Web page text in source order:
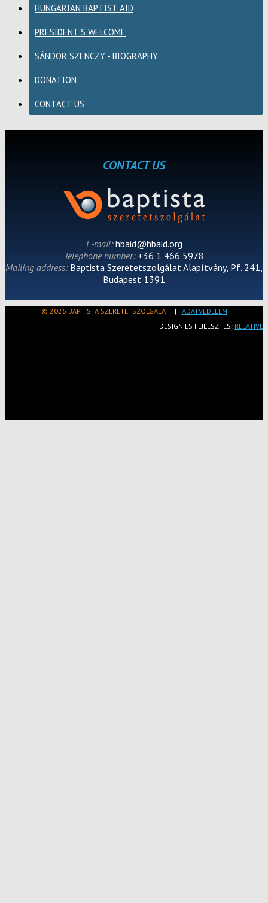
HUNGARIAN BAPTIST AID
PRESIDENT'S WELCOME
SÁNDOR SZENCZY - BIOGRAPHY
DONATION
CONTACT US
CONTACT US
E-mail:hbaid@hbaid.org
Telephone number: +36 1 466 5978
Mailing address: Baptista Szeretetszolgálat Alapítvány, Pf. 241,
Budapest 1391
© 2026 BAPTISTA SZERETETSZOLGÁLAT| ADATVÉDELEM
DESIGN ÉS FEJLESZTÉS: RELATIVE